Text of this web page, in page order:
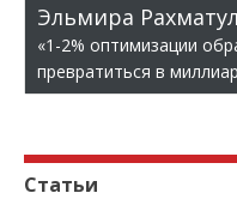
Эльмира
«1-2% оптимизации
превратиться в
Статьи